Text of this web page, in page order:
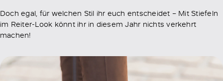
Doch egal, für welchen Stil ihr euch entscheidet – Mit Stiefeln
im Reiter-Look könnt ihr in diesem Jahr nichts verkehrt
machen!